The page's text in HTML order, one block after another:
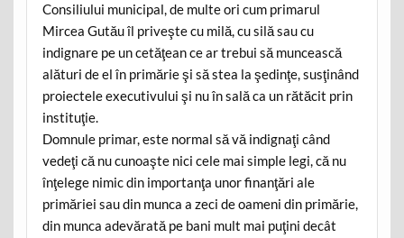
Consiliului municipal, de multe ori cum primarul
Mircea Gutău îl priveşte cu milă, cu silă sau cu
indignare pe un cetăţean ce ar trebui să muncească
alături de el în primărie şi să stea la şedinţe, susţinând
proiectele executivului şi nu în sală ca un rătăcit prin
instituţie.
Domnule primar, este normal să vă indignaţi când
vedeţi că nu cunoaşte nici cele mai simple legi, că nu
înţelege nimic din importanţa unor finanţări ale
primăriei sau din munca a zeci de oameni din primărie,
din munca adevărată pe bani mult mai puţini decât